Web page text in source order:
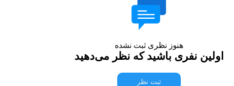
هنوز نظری ثبت نشده
اولین نفری باشید که نظر می‌دهید
ثبت نظر